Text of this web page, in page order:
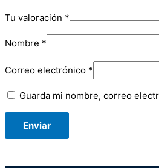
Tu valoración *
Nombre *
Correo electrónico *
Guarda mi nombre, correo